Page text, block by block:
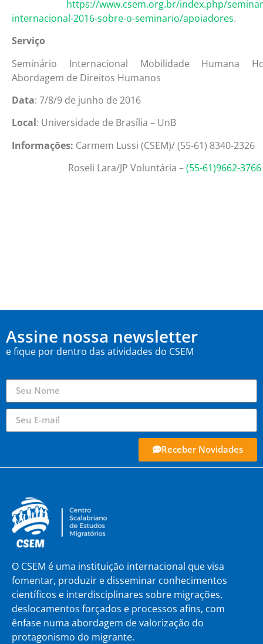
https://www.csem.org.br/index.php/
internacional-2016-sobre-o-seminario/apoiadores.
Serviço
Seminário Internacional Mobilidade Humana
Abordagem de Direitos Humanos
Data: 7/8/9 de junho de 2016
Local: Universidade de Brasília – UnB
Informações: Carmem Lussi (CSEM)/ (55-61) 8340-2326
Roseli Lara/JP Voluntária –(55-61)9662-3766
Assine nossa newsletter
e fique por dentro das atividades do CSEM
Receber Novidades
O CSEM é uma instituição internacional que visa
fomentar, produzir e disseminar conhecimentos
científicos e interdisciplinares sobre migrações,
deslocamentos forçados e processos afins, com
ênfase numa abordagem de valorização do
protagonismo do migrante.